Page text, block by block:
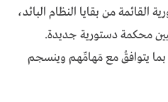
القائمة من بقايا النظام البائد،
محكمة دستورية جديدة.
يتوافقُ مع مَهامِّهم وينسجم